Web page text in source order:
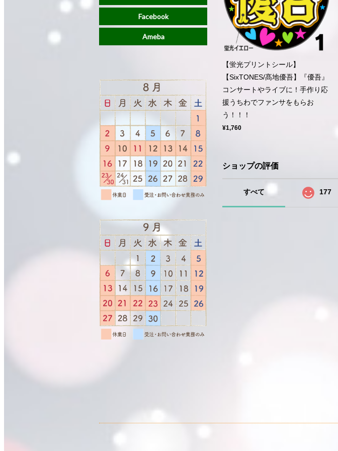
【蛍光プリントシール】
【SixTONES/髙地優吾】『優吾』
コンサートやライブに！手作り応
援うちわでファンサをもらお
う！！！
¥1,760
ショップの評価
すべて 177
Facebook
Ameba